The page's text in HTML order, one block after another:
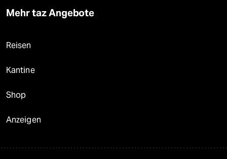
Mehr taz Angebote
Reisen
Kantine
Shop
Anzeigen